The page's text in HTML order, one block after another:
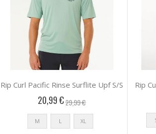
Rip Curl Pacific Rinse Surflite Upf S/S
20,99 €29,99 €
M L XL
Rip